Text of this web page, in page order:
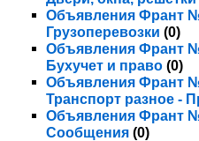
Объявления Франт
Грузоперевозки (0)
Объявления Франт
Бухучет и право (0)
Объявления Франт
Транспорт разное -
Объявления Франт
Сообщения (0)